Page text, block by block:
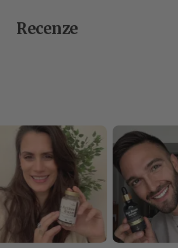
Recenze